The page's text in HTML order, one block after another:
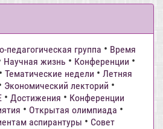
педагогическая группа • Время
Научная жизнь • Конференции •
• Тематические недели • Летняя
Экономический лекторий •
• Достижения • Конференции
• Открытая олимпиада •
аспирантуры • Совет